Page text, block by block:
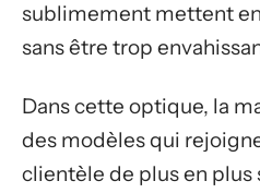
sublimement mettent
sans être trop
Dans cette optique, la
des modèles qui
clientèle de plus en plus